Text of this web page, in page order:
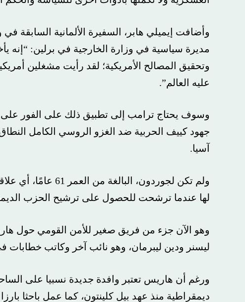
وأضافت إيميلي هابر، السفيرة الألمانية السابقة في
مديرة سياسية في وزارة الخارجية في برلين: “إنه يأخذ
وتحقيق المصالح الأمريكية؛ لقد رأيت مشغلين
عليه العالم”.
وسوف يحتاج ترامب إلى تطبيق ذلك على الفور على
جهود كييف الحربية ضد الغزو الروسي الكامل النطاق،
ولم تكن لجوردون، البالغة
لها عندما ترشحت للحصول على ترشيح الحزب الديمقراطي
وهو الآن جزء من فريق صغير للأمن القومي حول هاريس،
ليسنر ودين ليبرمان، وهو نائب آخر وكاتب خطابات في
ورغم أن هاريس تعتبر وافدة جديدة نسبيا على الساحة
ديمقراطية منذ عهد بيل كلينتون، كما عمل باحثا